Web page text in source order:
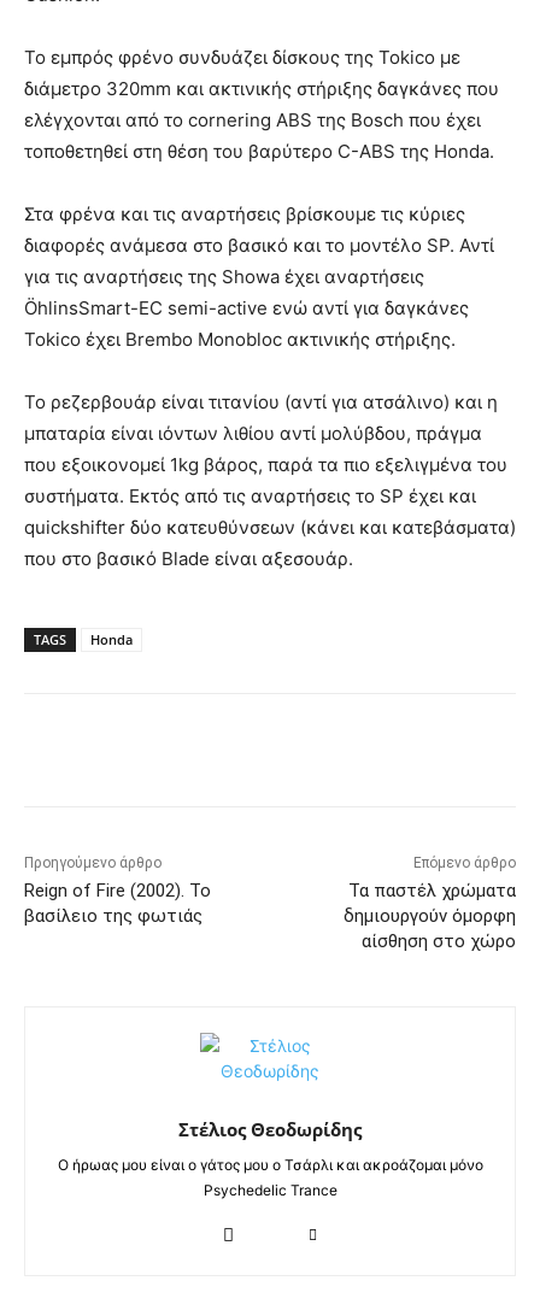
Το εμπρός φρένο συνδυάζει δίσκους της Tokico με
διάμετρο 320mm και ακτινικής στήριξης δαγκάνες που
ελέγχονται από το cornering ABS της Bosch που έχει
τοποθετηθεί στη θέση του βαρύτερο C-ABS της Honda.
Στα φρένα και τις αναρτήσεις βρίσκουμε τις κύριες
διαφορές ανάμεσα στο βασικό και το μοντέλο SP. Αντί
για τις αναρτήσεις της Showa έχει αναρτήσεις
ÖhlinsSmart-EC semi-active ενώ αντί για δαγκάνες
Tokico έχει Brembo Monobloc ακτινικής στήριξης.
Το ρεζερβουάρ είναι τιτανίου (αντί για ατσάλινο) και η
μπαταρία είναι ιόντων λιθίου αντί μολύβδου, πράγμα
που εξοικονομεί 1kg βάρος, παρά τα πιο εξελιγμένα του
συστήματα. Εκτός από τις αναρτήσεις το SP έχει και
quickshifter δύο κατευθύνσεων (κάνει και κατεβάσματα)
που στο βασικό Blade είναι αξεσουάρ.
TAGS Honda
Προηγούμενο άρθρο
Reign of Fire (2002). Το
βασίλειο της φωτιάς
Επόμενο άρθρο
Τα παστέλ χρώματα
δημιουργούν όμορφη
αίσθηση στο χώρο
Στέλιος Θεοδωρίδης
Ο ήρωας μου είναι ο γάτος μου ο Τσάρλι και ακροάζομαι μόνο
Psychedelic Trance